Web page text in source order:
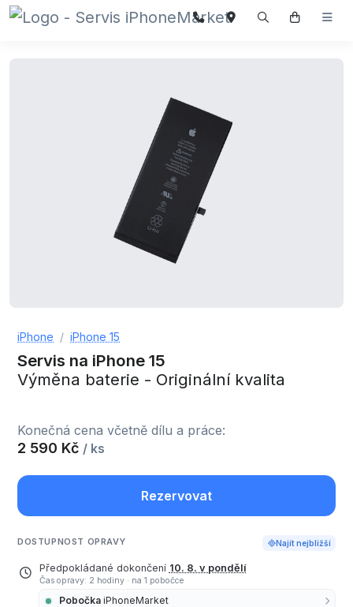
iPhone iPhone 15
Servis na iPhone 15
Výměna baterie - Originální kvalita
Konečná cena včetně dílu a práce:
2 590 Kč / ks
Rezervovat
DOSTUPNOST OPRAVY Najít nejbližší
Předpokládané dokončení 10. 8. v pondělí
Čas opravy: 2 hodiny · na 1 pobočce
Pobočka iPhoneMarket